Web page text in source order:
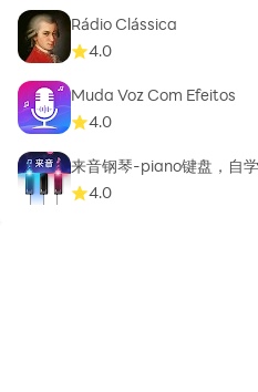
Rádio Clássica
4.0
Muda Voz Com Efeitos
4.0
来音钢琴-piano键盘，自
4.0